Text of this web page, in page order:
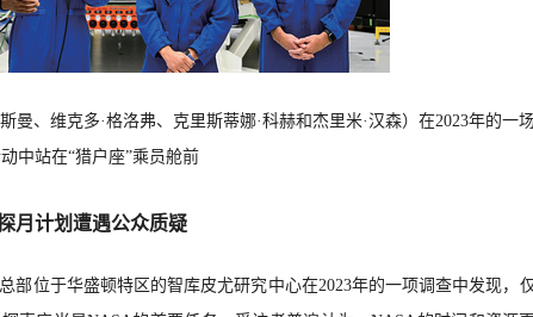
曼、维克多·格洛弗、克里斯蒂娜·科赫和杰里米·汉森）在2023年的一
中站在“猎户座”乘员舱前
月计划遭遇公众质疑
部位于华盛顿特区的智库皮尤研究中心在2023年的一项调查中发现，